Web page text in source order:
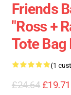
Friends
"Ross +
Tote Bag
(1
£24.64 £19.71